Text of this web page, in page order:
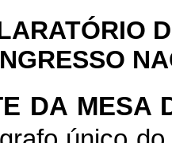
DA MESA